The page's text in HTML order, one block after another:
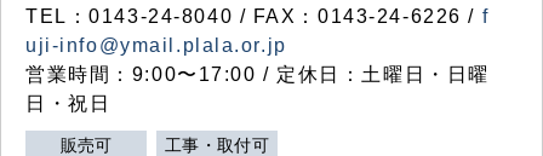
TEL：0143-24-8040 / FAX：0143-24-6226 / f
uji-info@ymail.plala.or.jp
営業時間：9:00〜17:00 / 定休日：土曜日・日曜
日・祝日
販売可 工事・取付可